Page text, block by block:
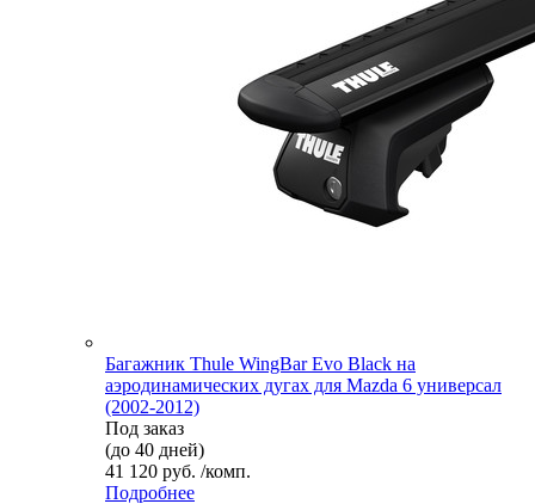
Багажник Thule WingBar Evo Black на
аэродинамических дугах для Mazda 6 универсал
(2002-2012)
Под заказ
(до 40 дней)
41 120 руб. /комп.
Подробнее